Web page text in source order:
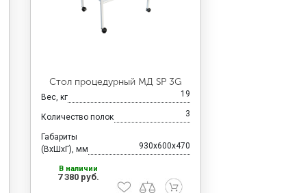
Стол процедурный МД SP 3G
Вес, кг 19
Количество полок 3
Габариты
(ВхШхГ), мм
930x600x470
В наличии
7 380 руб.